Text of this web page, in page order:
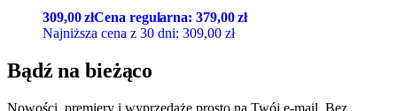
309,00złCena regularna:379,00zł
Najniższa cena z 30 dni: 309,00 zł
Bądź na bieżąco
Nowości, premiery i wyprzedaże prosto na Twój e-mail. Bez